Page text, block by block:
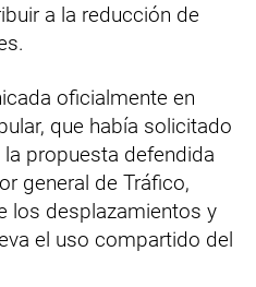
a la reducción de
oficialmente en
que había solicitado
propuesta defendida
general de Tráfico,
los desplazamientos y
el uso compartido del